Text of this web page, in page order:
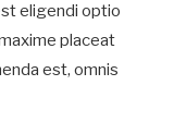
eligendi optio
placeat
est, omnis